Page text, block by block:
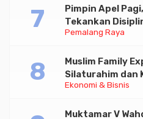
Pemalang Raya
Pimpin Apel
Tekankan
untuk Pelayanan
Ekonomi & Bisnis
Muslim Family
Silaturahim dan
Halal di Jakarta
Muktamar V